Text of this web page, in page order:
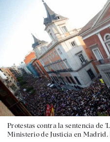
Protestas contra la sentencia de
Ministerio de Justicia en Madrid. |